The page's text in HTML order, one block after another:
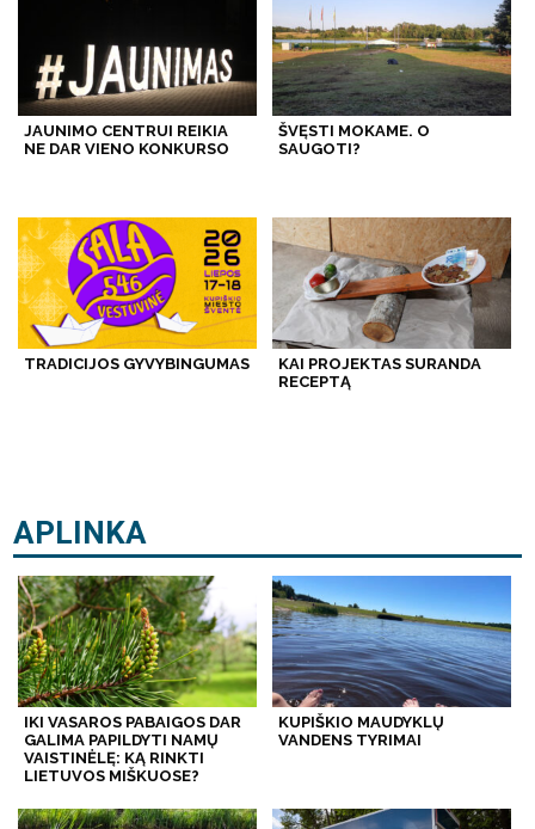
JAUNIMO CENTRUI REIKIA
NE DAR VIENO KONKURSO
ŠVĘSTI MOKAME. O
SAUGOTI?
TRADICIJOS GYVYBINGUMAS
KAI PROJEKTAS SURANDA
RECEPTĄ
APLINKA
IKI VASAROS PABAIGOS DAR
GALIMA PAPILDYTI NAMŲ
VAISTINĖLĘ: KĄ RINKTI
LIETUVOS MIŠKUOSE?
KUPIŠKIO MAUDYKLŲ
VANDENS TYRIMAI